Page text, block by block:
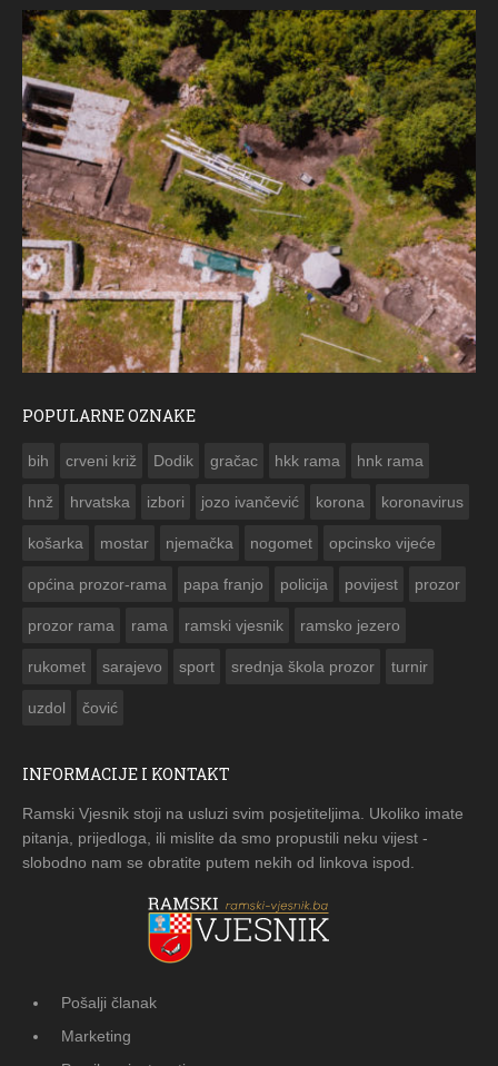
POPULARNE OZNAKE
bih crveni križ Dodik gračac hkk rama hnk rama
hnž hrvatska izbori jozo ivančević korona koronavirus
košarka mostar njemačka nogomet opcinsko vijeće
općina prozor-rama papa franjo policija povijest prozor
prozor rama rama ramski vjesnik ramsko jezero
rukomet sarajevo sport srednja škola prozor turnir
uzdol čović
INFORMACIJE I KONTAKT
Ramski Vjesnik stoji na usluzi svim posjetiteljima. Ukoliko imate
pitanja, prijedloga, ili mislite da smo propustili neku vijest -
slobodno nam se obratite putem nekih od linkova ispod.
Pošalji članak
Marketing